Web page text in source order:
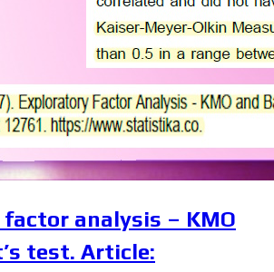
analysis – KMO
test. Article: